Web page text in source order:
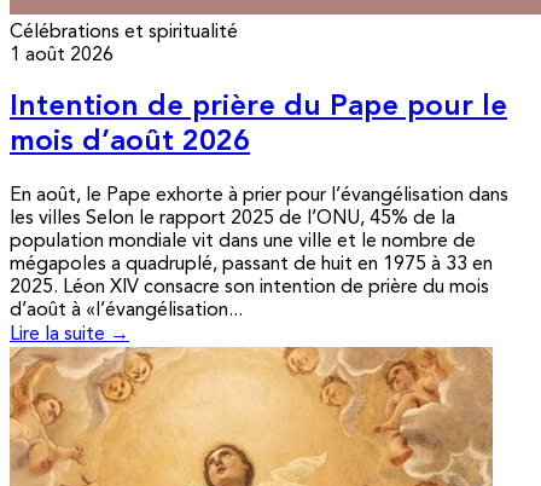
Célébrations et spiritualité
1 août 2026
Intention de prière du Pape pour le
mois d’août 2026
En août, le Pape exhorte à prier pour l’évangélisation dans
les villes Selon le rapport 2025 de l’ONU, 45% de la
population mondiale vit dans une ville et le nombre de
mégapoles a quadruplé, passant de huit en 1975 à 33 en
2025. Léon XIV consacre son intention de prière du mois
d’août à «l’évangélisation...
Lire la suite →